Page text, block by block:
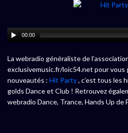
00:00
La webradio généraliste de
exclusivemusic.fr/loic54.net pour vous
nouveautés : Hit Party, c’est tous les
golds Dance et Club ! Retrouvez
webradio Dance, Trance, Hands Up de